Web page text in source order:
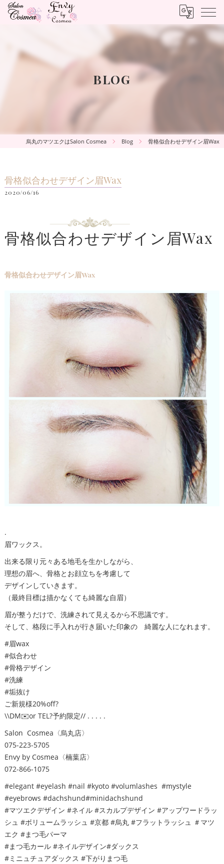
BLOG
烏丸のマツエクはSalon Cosmea Blog 骨格似合わせデザイン眉Wax
骨格似合わせデザイン眉Wax
2020/06/16
骨格似合わせデザイン眉Wax
骨格似合わせデザイン眉Wax
.
眉ワックス。
出来る限り元々ある地毛を生かしながら、
理想の眉へ、骨格とお顔立ちを考慮して
デザインしていきます。
（最終目標は描かなくても綺麗な自眉）
眉が整うだけで、洗練されて見えるから不思議です。
そして、格段に手入れが行き届いた印象の 綺麗な人になれます。
#眉wax
#似合わせ
#骨格デザイン
#洗練
#垢抜け
ご新規様20%off?
\\DM✉️or TEL?予約限定// . . . . .
Salon Cosmea〈烏丸店〉
075-223-5705
Envy by Cosmea〈楠葉店〉
072-866-1075
#elegant #eyelash #nail #kyoto #volumlashes #mystyle
#eyebrows #dachshund#minidachshund
#マツエクデザイン #ネイル #スカルプデザイン #アップワードラッ
シュ #ボリュームラッシュ #京都 #烏丸 #フラットラッシュ ＃マツ
エク #まつ毛パーマ
#まつ毛カール #ネイルデザイン#ダックス
#ミニュチュアダックス #下がりまつ毛